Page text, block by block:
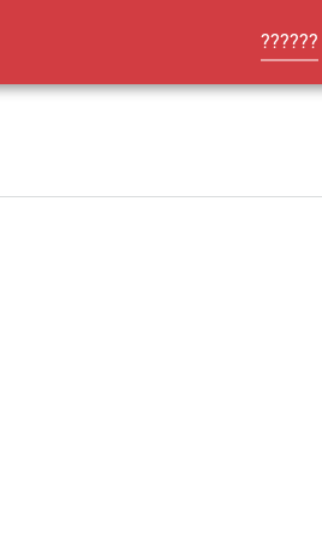
??????